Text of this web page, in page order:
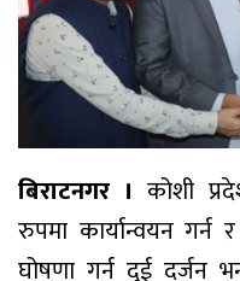
बिराटनगर । कोशी
रुपमा कार्यान्वयन गर्न
घोषणा गर्न दुई दर्जन